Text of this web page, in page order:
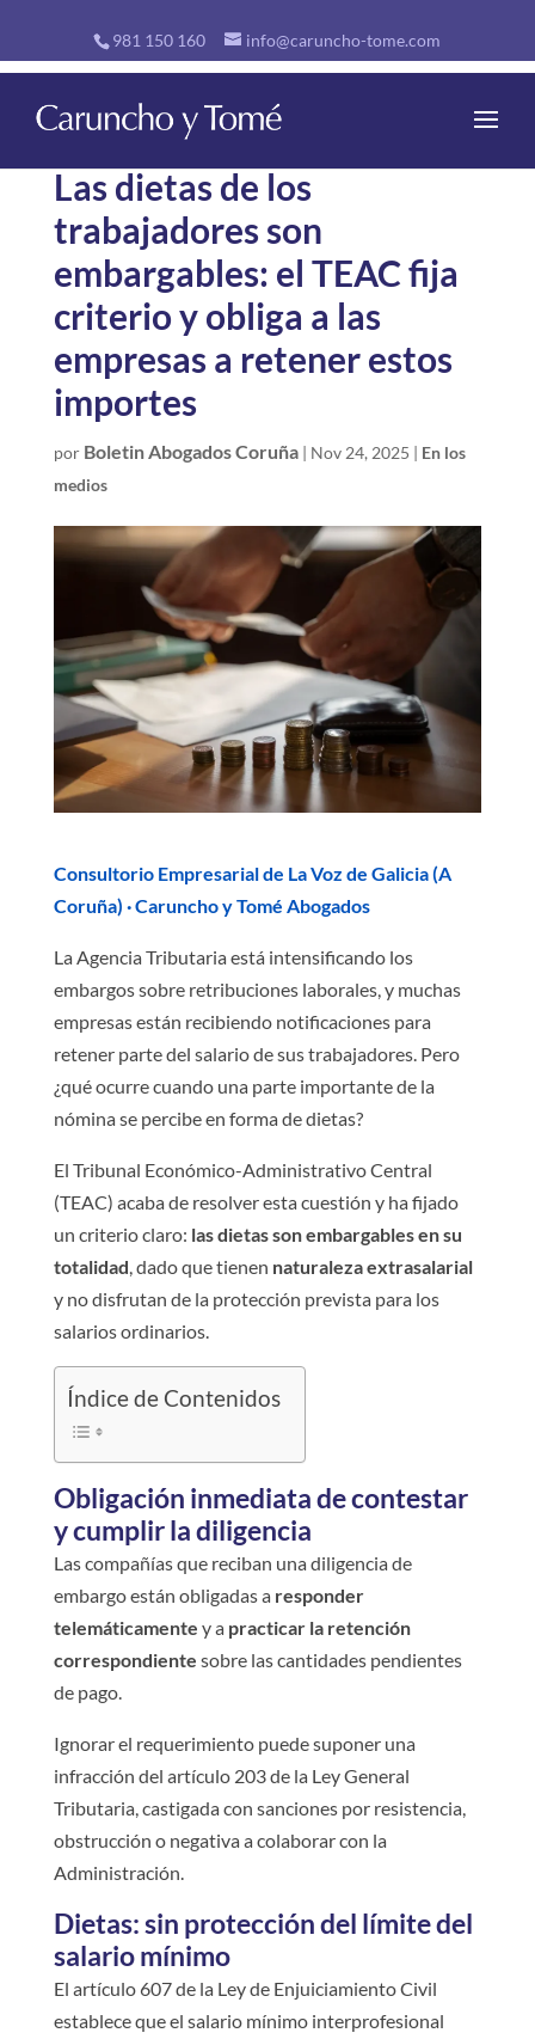
981 150 160 info@caruncho-tome.com
Las dietas de los
trabajadores son
embargables: el TEAC fija
criterio y obliga a las
empresas a retener estos
importes
por Boletin Abogados Coruña| Nov 24, 2025 | En los
medios
Consultorio Empresarial de La Voz de Galicia (A
Coruña) · Caruncho y Tomé Abogados
La Agencia Tributaria está intensificando los
embargos sobre retribuciones laborales, y muchas
empresas están recibiendo notificaciones para
retener parte del salario de sus trabajadores. Pero
¿qué ocurre cuando una parte importante de la
nómina se percibe en forma de dietas?
El Tribunal Económico-Administrativo Central
(TEAC) acaba de resolver esta cuestión y ha fijado
un criterio claro: las dietas son embargables en su
totalidad , dado que tienen naturaleza extrasalarial
y no disfrutan de la protección prevista para los
salarios ordinarios.
Índice de Contenidos
Obligación inmediata de contestar
y cumplir la diligencia
Las compañías que reciban una diligencia de
embargo están obligadas a responder
telemáticamente y a practicar la retención
correspondiente sobre las cantidades pendientes
de pago.
Ignorar el requerimiento puede suponer una
infracción del artículo 203 de la Ley General
Tributaria, castigada con sanciones por resistencia,
obstrucción o negativa a colaborar con la
Administración.
Dietas: sin protección del límite del
salario mínimo
El artículo 607 de la Ley de Enjuiciamiento Civil
establece que el salario mínimo interprofesional